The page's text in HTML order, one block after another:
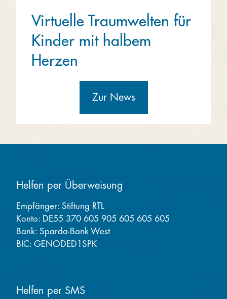
Virtuelle Traumwelten für
Kinder mit halbem
Herzen
Zur News
Helfen per Überweisung
Empfänger: Stiftung RTL
Konto: DE55 370 605 905 605 605 605
Bank: Sparda-Bank West
BIC: GENODED1SPK
Helfen per SMS